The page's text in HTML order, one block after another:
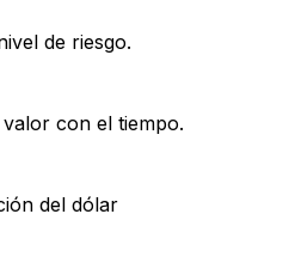
de riesgo.
con el tiempo.
del dólar